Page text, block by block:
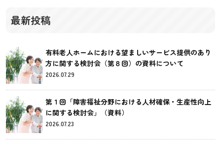
最新投稿
有料老人ホームにおける望ましいサービス提供のあり
方に関する検討会（第８回）の資料について
2026.07.29
第１回「障害福祉分野における人材確保・生産性向上
に関する検討会」（資料）
2026.07.23